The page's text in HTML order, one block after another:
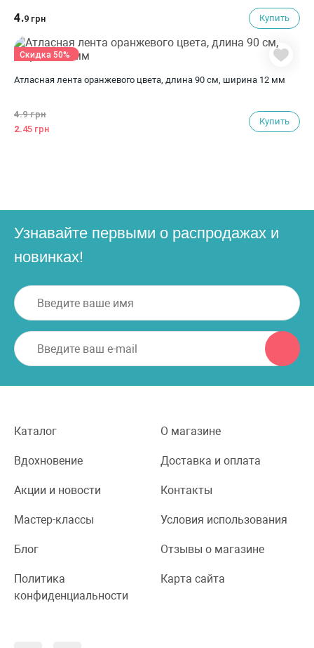
4.9 грн Купить
Атласная лента оранжевого цвета, длина 90 см, ширина 12 мм
4.9 грн
2.45 грн
Купить
Скидка 50%
Узнавайте первыми о распродажах и
новинках!
Каталог О магазине
Вдохновение Доставка и оплата
Акции и новости Контакты
Мастер-классы Условия использования
Блог Отзывы о магазине
Политика
конфиденциальности
Карта сайта